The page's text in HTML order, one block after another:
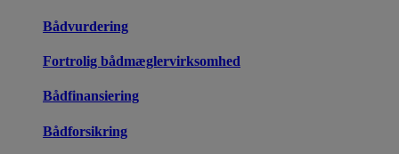
Bådvurdering
Fortrolig bådmæglervirksomhed
Bådfinansiering
Bådforsikring